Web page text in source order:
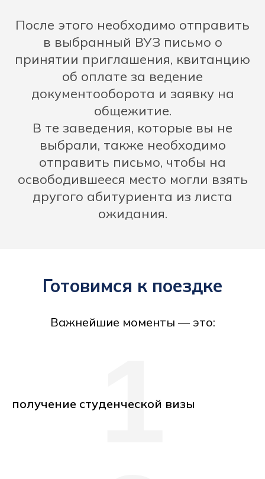
После этого необходимо отправить
в выбранный ВУЗ письмо о
принятии приглашения, квитанцию
об оплате за ведение
документооборота и заявку на
общежитие.
В те заведения, которые вы не
выбрали, также необходимо
отправить письмо, чтобы на
освободившееся место могли взять
другого абитуриента из листа
ожидания.
Готовимся к поездке
Важнейшие моменты — это:
получение студенческой визы
1